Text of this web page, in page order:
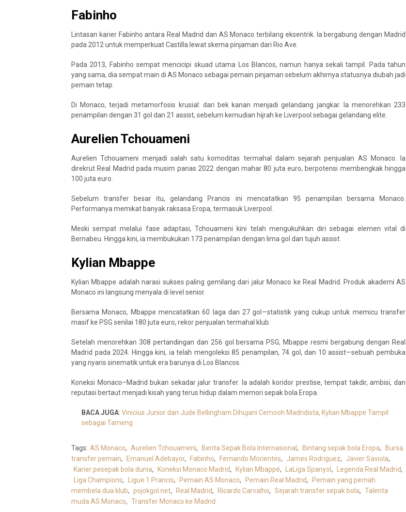
Fabinho
Lintasan karier Fabinho antara Real Madrid dan AS Monaco terbilang eksentrik. Ia bergabung dengan Madrid
pada 2012 untuk memperkuat Castilla lewat skema pinjaman dari Rio Ave.
Pada 2013, Fabinho sempat mencicipi skuad utama Los Blancos, namun hanya sekali tampil. Pada tahun
yang sama, dia sempat main di AS Monaco sebagai pemain pinjaman sebelum akhirnya statusnya diubah jadi
pemain tetap.
Di Monaco, terjadi metamorfosis krusial: dari bek kanan menjadi gelandang jangkar. Ia menorehkan 233
penampilan dengan 31 gol dan 21 assist, sebelum kemudian hijrah ke Liverpool sebagai gelandang elite.
Aurelien Tchouameni
Aurelien Tchouameni menjadi salah satu komoditas termahal dalam sejarah penjualan AS Monaco. Ia
direkrut Real Madrid pada musim panas 2022 dengan mahar 80 juta euro, berpotensi membengkak hingga
100 juta euro.
Sebelum transfer besar itu, gelandang Prancis ini mencatatkan 95 penampilan bersama Monaco.
Performanya memikat banyak raksasa Eropa, termasuk Liverpool.
Meski sempat melalui fase adaptasi, Tchouameni kini telah mengukuhkan diri sebagai elemen vital di
Bernabeu. Hingga kini, ia membukukan 173 penampilan dengan lima gol dan tujuh assist.
Kylian Mbappe
Kylian Mbappe adalah narasi sukses paling gemilang dari jalur Monaco ke Real Madrid. Produk akademi AS
Monaco ini langsung menyala di level senior.
Bersama Monaco, Mbappe mencatatkan 60 laga dan 27 gol—statistik yang cukup untuk memicu transfer
masif ke PSG senilai 180 juta euro, rekor penjualan termahal klub.
Setelah menorehkan 308 pertandingan dan 256 gol bersama PSG, Mbappe resmi bergabung dengan Real
Madrid pada 2024. Hingga kini, ia telah mengoleksi 85 penampilan, 74 gol, dan 10 assist—sebuah pembuka
yang nyaris sinematik untuk era barunya di Los Blancos.
Koneksi Monaco–Madrid bukan sekadar jalur transfer. Ia adalah koridor prestise, tempat takdir, ambisi, dan
reputasi bertaut menjadi kisah yang terus hidup dalam memori sepak bola Eropa.
BACA JUGA: Vinicius Junior dan Jude Bellingham Dihujani Cemooh Madridista, Kylian Mbappe Tampil
sebagai Tameng
Tags: AS Monaco, Aurelien Tchouameni, Berita Sepak Bola Internasional, Bintang sepak bola Eropa,
Bursa
transfer pemain, Emanuel Adebayor, Fabinho, Fernando Morientes, James Rodriguez, Javier Saviola,
Karier pesepak bola dunia, Koneksi Monaco Madrid, Kylian Mbappé, LaLiga Spanyol , Legenda Real Madrid,
Liga Champions, Ligue 1 Prancis, Pemain AS Monaco, Pemain Real Madrid,
Pemain yang pernah
membela dua klub, pojokgol.net, Real Madrid, Ricardo Carvalho, Sejarah transfer sepak bola, Talenta
muda AS Monaco, Transfer Monaco ke Madrid